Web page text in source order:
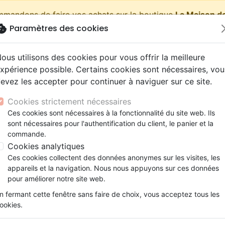
de faire vos achats sur la boutiqueLa Maison
Testaments
Etude biblique
NEG
Darby
Bandes dessinées
Santé
Ethique, société, politique
Couple
Découverte de la foi
Psychologie
Apologétique
ans
Adolescents, jeunes
Latino, Folk
Soul
Rap, Hip-hop
Hardrock, Métal
Pop, Rock
animés
conférences
Films, fiction
Jeux
Eliana - La vie après la samba
Eliana
La vie après la samba
Auteur :Damaris Kofmehl
RéférenceMB3455 EAN9782826034551
Description Détails du produit
Paramètres des cookies
utilisons des cookies pour vous offrir la meilleure
possible. Certains cookies sont nécessaires,
les accepter pour continuer à naviguer sur ce site.
Cookies strictement nécessaires
Ces cookies sont nécessaires à la fonctionnalité du site web. Ils
sont nécessaires pour l'authentification du client, le panier et la
commande.
Cookies analytiques
Ces cookies collectent des données anonymes sur les visites, les
appareils et la navigation. Nous nous appuyons sur ces données
pour améliorer notre site web.
fermant cette fenêtre sans faire de choix, vous acceptez tous les